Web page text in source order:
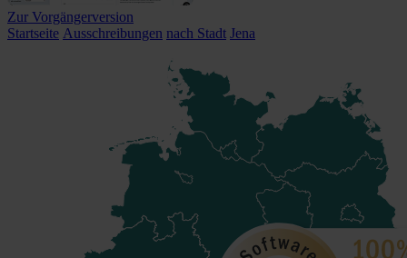
Zur Vorgängerversion
Startseite Ausschreibungen nach Stadt Jena